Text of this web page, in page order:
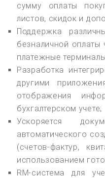
сумму оплаты
листов, скидок и
Поддержка
безналичной оплаты
платежные
Разработка
другими
отображения
бухгалтерском учете;
Ускоряется
автоматического
(счетов-фактур,
использованием
RM-система для